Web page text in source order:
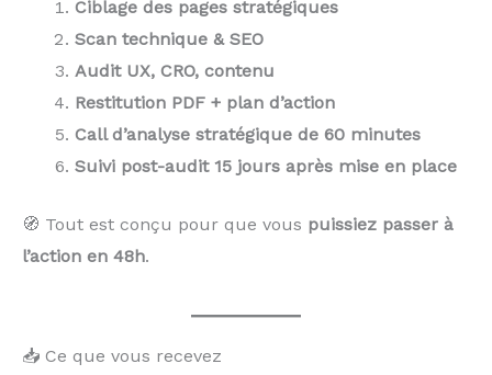
Ciblage des pages stratégiques
Scan technique & SEO
Audit UX, CRO, contenu
Restitution PDF + plan d’action
Call d’analyse stratégique de 60 minutes
Suivi post-audit 15 jours après mise en place
🧭 Tout est conçu pour que vous puissiez passer à
l’action en 48h.
📥 Ce que vous recevez